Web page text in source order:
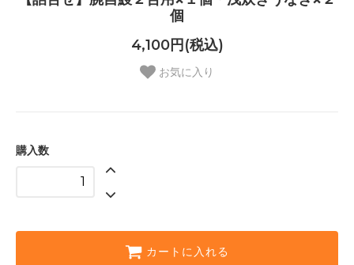
個
4,100円(税込)
お気に入り
購入数
カートに入れる